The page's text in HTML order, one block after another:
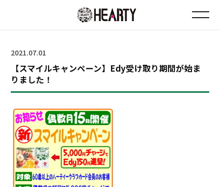
チラシ情報
会社について
採用について
2021.07.01
【スマイルキャンペーン】Edy受け取り期間が始ま
りました！